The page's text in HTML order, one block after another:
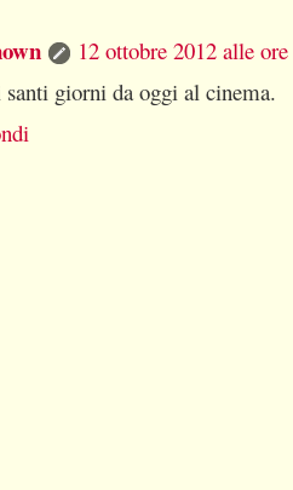
12 ottobre 2012 alle
giorni da oggi al cinema.